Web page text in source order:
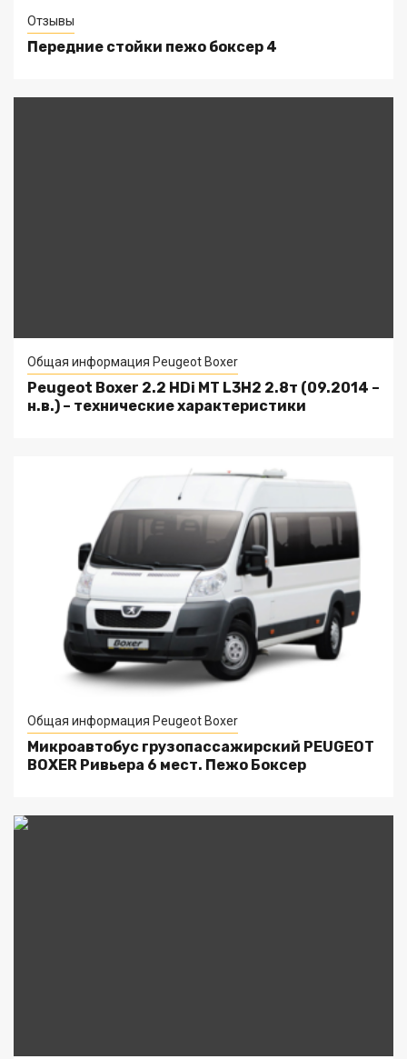
Отзывы
Передние стойки пежо боксер 4
Общая информация Peugeot Boxer
Peugeot Boxer 2.2 HDi MT L3H2 2.8т (09.2014 –
н.в.) – технические характеристики
Общая информация Peugeot Boxer
Микроавтобус грузопассажирский PEUGEOT
BOXER Ривьера 6 мест. Пежо Боксер